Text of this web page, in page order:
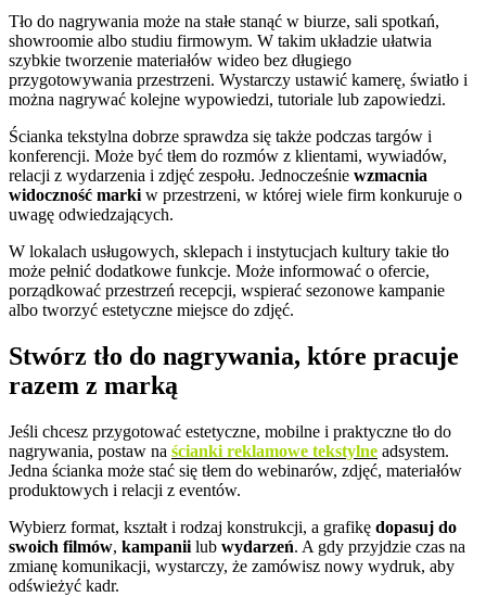
Tło do nagrywania może na stałe stanąć w biurze, sali spotkań,
showroomie albo studiu firmowym. W takim układzie ułatwia
szybkie tworzenie materiałów wideo bez długiego
przygotowywania przestrzeni. Wystarczy ustawić kamerę, światło i
można nagrywać kolejne wypowiedzi, tutoriale lub zapowiedzi.
Ścianka tekstylna dobrze sprawdza się także podczas targów i
konferencji. Może być tłem do rozmów z klientami, wywiadów,
relacji z wydarzenia i zdjęć zespołu. Jednocześnie wzmacnia
widoczność marki w przestrzeni, w której wiele firm konkuruje o
uwagę odwiedzających.
W lokalach usługowych, sklepach i instytucjach kultury takie tło
może pełnić dodatkowe funkcje. Może informować o ofercie,
porządkować przestrzeń recepcji, wspierać sezonowe kampanie
albo tworzyć estetyczne miejsce do zdjęć.
Stwórz tło do nagrywania, które pracuje
razem z marką
Jeśli chcesz przygotować estetyczne, mobilne i praktyczne tło do
nagrywania, postaw na ścianki reklamowe tekstylne adsystem.
Jedna ścianka może stać się tłem do webinarów, zdjęć, materiałów
produktowych i relacji z eventów.
Wybierz format, kształt i rodzaj konstrukcji, a grafikę dopasuj do
swoich filmów, kampanii lub wydarzeń. A gdy przyjdzie czas na
zmianę komunikacji, wystarczy, że zamówisz nowy wydruk, aby
odświeżyć kadr.